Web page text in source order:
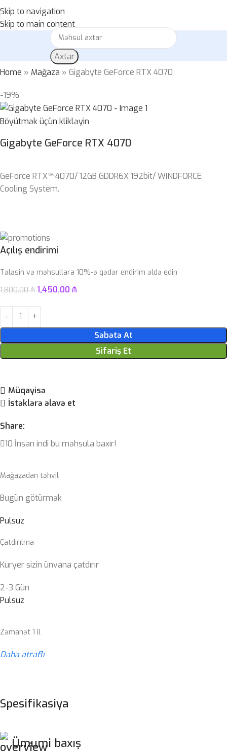
Skip to navigation
Skip to main content
Axtar
Home » Mağaza » Gigabyte GeForce RTX 4070
-19%
Böyütmək üçün klikləyin
Gigabyte GeForce RTX 4070
GeForce RTX™ 4070/ 12GB GDDR6X 192bit/ WINDFORCE
Cooling System.
Açılış endirimi
Tələsin və məhsullara 10%-ə qədər endirim əldə edin
1,800.00₼ 1,450.00 ₼
Səbətə At
Sifariş Et
Müqayisə
İstəklərə əlavə et
Share:
10 İnsan indi bu məhsula baxır!
Mağazadan təhvil
Bugün götürmək
Pulsuz
Çatdırılma
Kuryer sizin ünvana çatdırır
2-3 Gün
Pulsuz
Zəmanət 1 il
Daha ətraflı
Spesifikasiya
Ümumi baxış